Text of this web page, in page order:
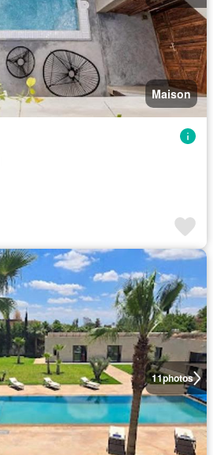
Maison
11photos